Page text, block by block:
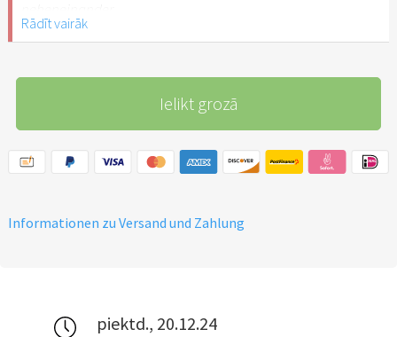
Rādīt vairāk
Ielikt grozā
Informationen zu Versand und Zahlung
piektd., 20.12.24